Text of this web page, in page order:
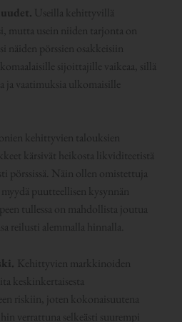
Useilla kehittyvillä
mutta usein niiden tarjonta on
näiden pörssien osakkeisiin
sijoittajille vaikeaa, sillä
ja vaatimuksia ulkomaisille
kehittyvien talouksien
kärsivät heikosta likviditeetistä
pörssissä. Näin ollen omistettuja
puutteellisen kysynnän
tullessa on mahdollista joutua
reilusti alemmalla hinnalla.
Kehittyvien markkinoiden
keskinkertaisesta
riskiin, joten kokonaisuutena
verrattuna selkeästi suurempi